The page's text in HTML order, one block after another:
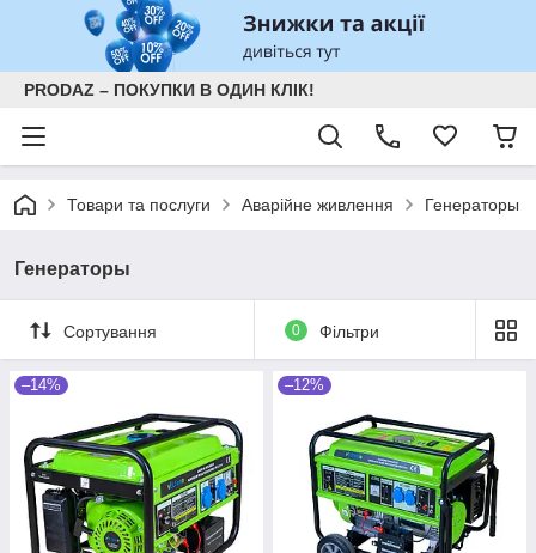
PRODAZ – ПОКУПКИ В ОДИН КЛІК!
Товари та послуги Аварійне живлення Генераторы
Генераторы
Сортування 0 Фільтри
–14% –12%